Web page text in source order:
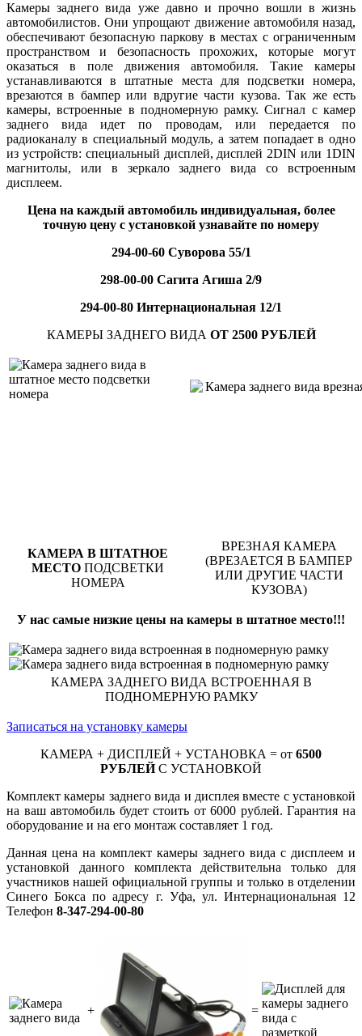
Камеры заднего вида уже давно и прочно вошли в жизнь
автомобилистов. Они упрощают движение автомобиля назад,
обеспечивают безопасную паркову в местах с ограниченным
пространством и безопасность прохожих, которые могут
оказаться в поле движения автомобиля. Такие камеры
устанавливаются в штатные места для подсветки номера,
врезаются в бампер или вдругие части кузова. Так же есть
камеры, встроенные в подномерную рамку. Сигнал с камер
заднего вида идет по проводам, или передается по
радиоканалу в специальный модуль, а затем попадает в одно
из устройств: специальный дисплей, дисплей 2DIN или 1DIN
магнитолы, или в зеркало заднего вида со встроенным
дисплеем.
Цена на каждый автомобиль индивидуальная, более
точную цену с установкой узнавайте по номеру
294-00-60 Суворова 55/1
298-00-00 Сагита Агиша 2/9
294-00-80 Интернациональная 12/1
КАМЕРЫ ЗАДНЕГО ВИДА ОТ 2500 РУБЛЕЙ
КАМЕРА В ШТАТНОЕ
МЕСТО ПОДСВЕТКИ
НОМЕРА
ВРЕЗНАЯ КАМЕРА
(ВРЕЗАЕТСЯ В БАМПЕР
ИЛИ ДРУГИЕ ЧАСТИ
КУЗОВА)
У нас самые низкие цены на камеры в штатное место!!!
КАМЕРА ЗАДНЕГО ВИДА ВСТРОЕННАЯ В
ПОДНОМЕРНУЮ РАМКУ
Записаться на установку камеры
КАМЕРА + ДИСПЛЕЙ + УСТАНОВКА = от 6500
РУБЛЕЙС УСТАНОВКОЙ
Комплект камеры заднего вида и дисплея вместе с установкой
на ваш автомобиль будет стоить от 6000 рублей. Гарантия на
оборудование и на его монтаж составляет 1 год.
Данная цена на комплект камеры заднего вида с дисплеем и
установкой данного комплекта действительна только для
участников нашей официальной группы и только в отделении
Синего Бокса по адресу г. Уфа, ул. Интернациональная 12
Телефон 8-347-294-00-80
+ =